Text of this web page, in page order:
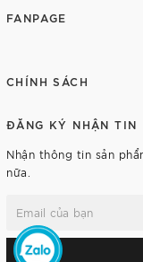
FANPAGE
CHÍNH SÁCH
ĐĂNG KÝ NHẬN TIN
Nhận thông tin sản
nữa.